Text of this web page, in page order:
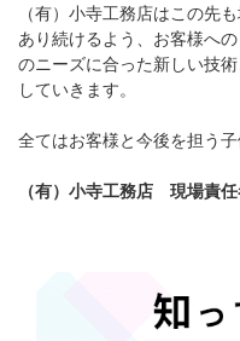
（有）小寺工務店はこの先
あり続けるよう、お客様へ
のニーズに合った新しい技
していきます。
全てはお客様と今後を担う
（有）小寺工務店 現場責